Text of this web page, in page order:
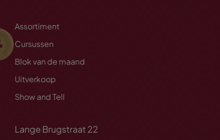
Assortiment
Cursussen
Blok van de maand
Uitverkoop
Show and Tell
Lange Brugstraat 22